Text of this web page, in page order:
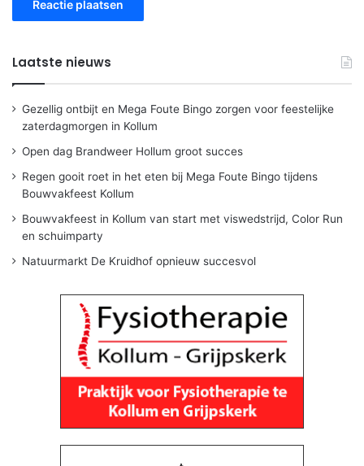
Laatste nieuws
Gezellig ontbijt en Mega Foute Bingo zorgen voor feestelijke
zaterdagmorgen in Kollum
Open dag Brandweer Hollum groot succes
Regen gooit roet in het eten bij Mega Foute Bingo tijdens
Bouwvakfeest Kollum
Bouwvakfeest in Kollum van start met viswedstrijd, Color Run
en schuimparty
Natuurmarkt De Kruidhof opnieuw succesvol